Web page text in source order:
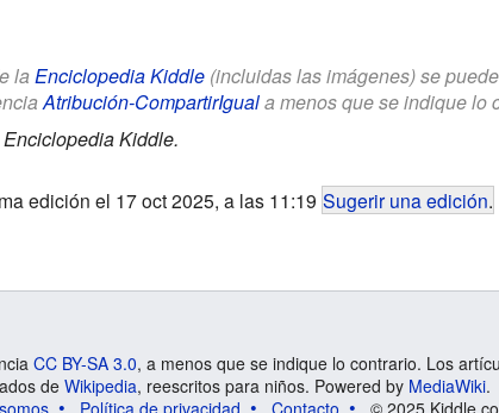
la Enciclopedia Kiddle(incluidas las imágenes) se
Atribución-CompartirIguala menos que se indique lo
Enciclopedia Kiddle.
edición el 17 oct 2025, a las 11:19 Sugerir una edición.
CC BY-SA 3.0, a menos que se indique lo contrario. Los
de Wikipedia, reescritos para niños. Powered by MediaWiki.
Política de privacidad Contacto © 2025 Kiddle.co